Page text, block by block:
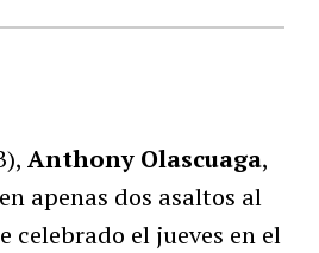
Anthony Olascuaga,
apenas dos asaltos al
celebrado el jueves en el